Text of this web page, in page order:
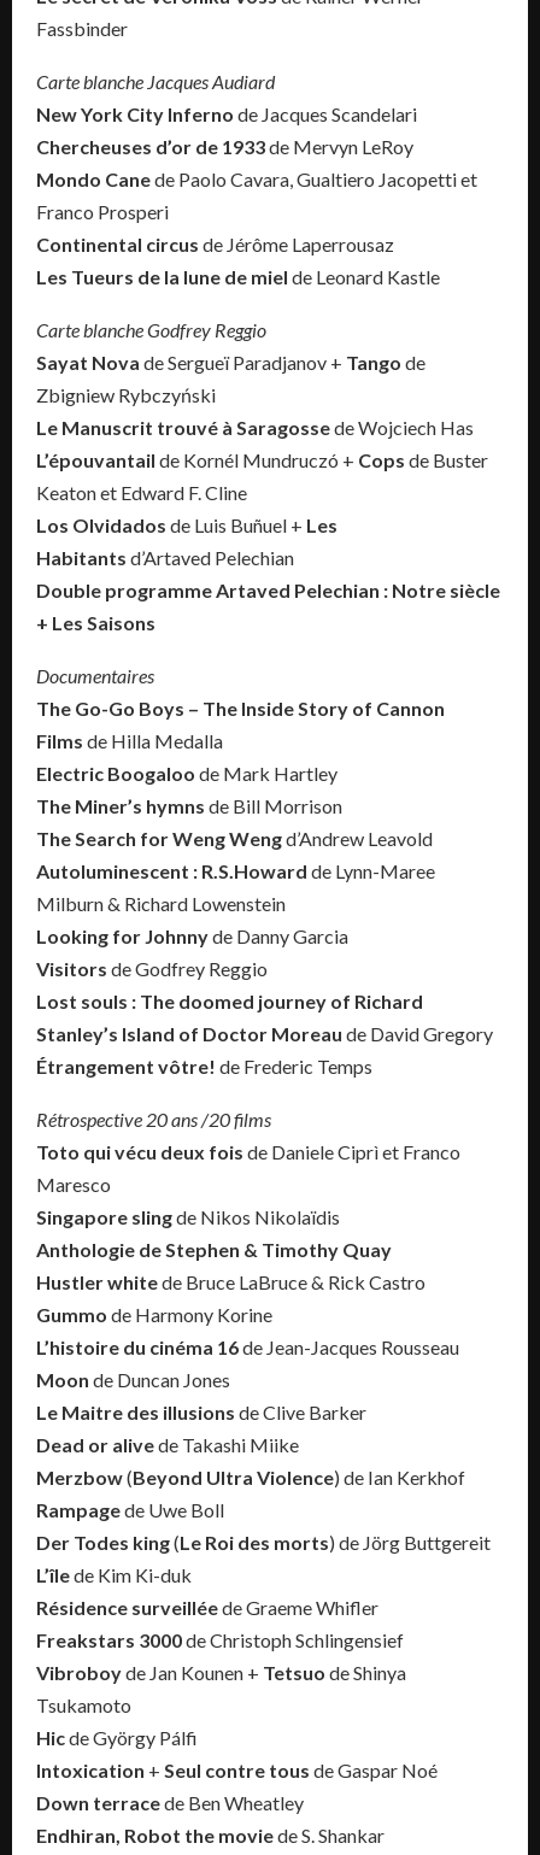
Fassbinder
Carte blanche Jacques Audiard
New York City Inferno de Jacques Scandelari
Chercheuses d’or de 1933de Mervyn LeRoy
Mondo Canede Paolo Cavara, Gualtiero Jacopetti et
Franco Prosperi
Continental circus de Jérôme Laperrousaz
Les Tueurs de la lune de miel de Leonard Kastle
Carte blanche Godfrey Reggio
Sayat Nova de Sergueï Paradjanov + Tango de
Zbigniew Rybczyński
Le Manuscrit trouvé à Saragossede Wojciech Has
L’épouvantail de Kornél Mundruczó + Cops de Buster
Keaton et Edward F. Cline
Los Olvidados de Luis Buñuel + Les
Habitants d’Artaved Pelechian
Double programme Artaved Pelechian : Notre siècle
+ Les Saisons
Documentaires
The Go-Go Boys – The Inside Story of Cannon
Films de Hilla Medalla
Electric Boogaloo de Mark Hartley
The Miner’s hymns de Bill Morrison
The Search for Weng Wengd’Andrew Leavold
Autoluminescent : R.S.Howard de Lynn-Maree
Milburn & Richard Lowenstein
Looking for Johnnyde Danny Garcia
Visitors de Godfrey Reggio
Lost souls : The doomed journey of Richard
Stanley’s Island of Doctor Moreau de David Gregory
Étrangement vôtre! de Frederic Temps
Rétrospective 20 ans /20 films
Toto qui vécu deux fois de Daniele Ciprì et Franco
Maresco
Singapore slingde Nikos Nikolaïdis
Anthologie de Stephen & Timothy Quay
Hustler whitede Bruce LaBruce & Rick Castro
Gummo de Harmony Korine
L’histoire du cinéma 16de Jean-Jacques Rousseau
Moon de Duncan Jones
Le Maitre des illusions de Clive Barker
Dead or alivede Takashi Miike
Merzbow(Beyond Ultra Violence) de Ian Kerkhof
Rampagede Uwe Boll
Der Todes king(Le Roi des morts) de Jörg Buttgereit
L’îlede Kim Ki-duk
Résidence surveilléede Graeme Whifler
Freakstars 3000de Christoph Schlingensief
Vibroboyde Jan Kounen + Tetsuo de Shinya
Tsukamoto
Hicde György Pálfi
Intoxication + Seul contre tous de Gaspar Noé
Down terracede Ben Wheatley
Endhiran, Robot the moviede S. Shankar